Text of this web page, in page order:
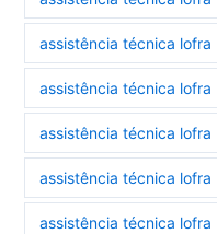
assistência técnica lofra
assistência técnica lofra
assistência técnica lofra
assistência técnica lofra
assistência técnica lofra